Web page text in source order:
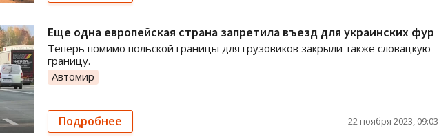
Еще одна европейская страна запретила въезд для украинских фур
Теперь помимо польской границы для грузовиков закрыли также словацкую
границу.
Автомир
Подробнее 22 ноября 2023, 09:03